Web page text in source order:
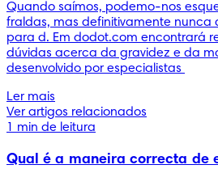
Quando saímos, podemo-nos
fraldas, mas definitivamente nunca
para d. Em dodot.com encontrará
dúvidas acerca da gravidez e da
desenvolvido por especialistas
Ler mais
Ver artigos relacionados
1 min de leitura
Qual é a maneira correcta de